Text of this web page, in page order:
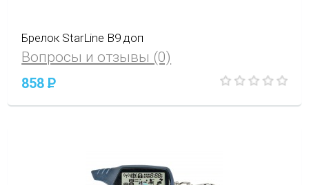
Брелок StarLine В9 доп
Вопросы и отзывы (0)
858P